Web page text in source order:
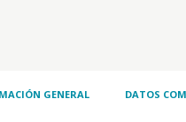
GENERAL DATOS